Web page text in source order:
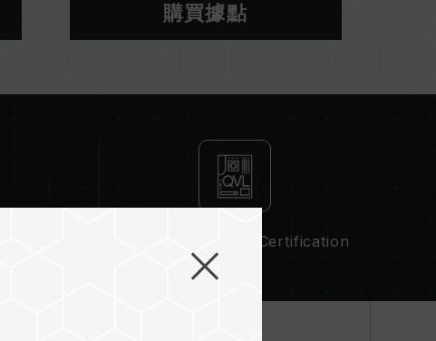
購買據點
QVL Compatibility Certification